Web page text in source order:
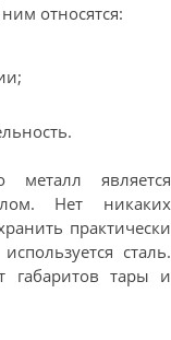
относятся:
является
Нет никаких
практически
сталь.
габаритов тары и